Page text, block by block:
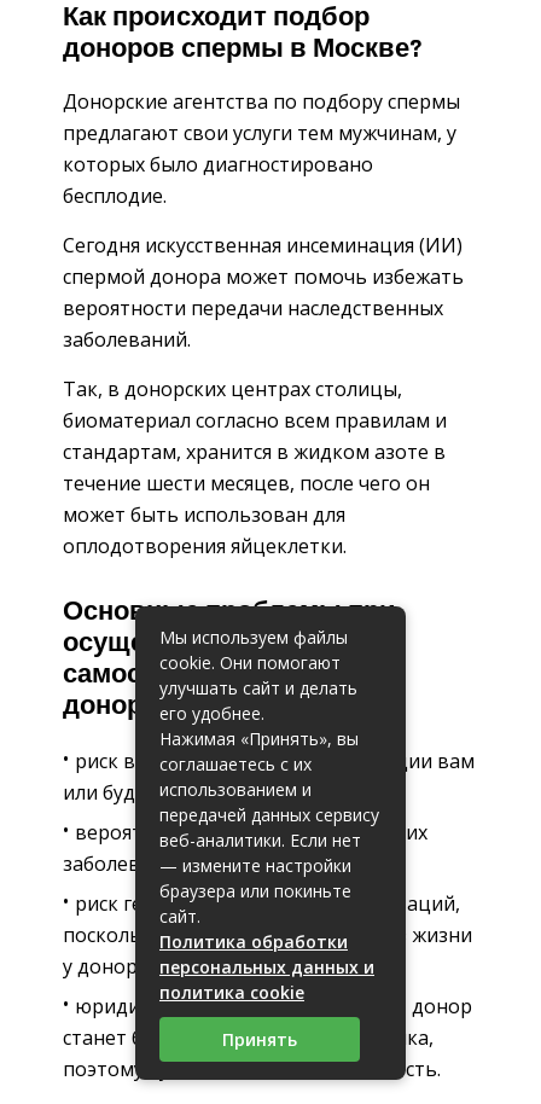
Как происходит подбор
доноров спермы в Москве?
Донорские агентства по подбору спермы
предлагают свои услуги тем мужчинам, у
которых было диагностировано
бесплодие.
Сегодня искусственная инсеминация (ИИ)
спермой донора может помочь избежать
вероятности передачи наследственных
заболеваний.
Так, в донорских центрах столицы,
биоматериал согласно всем правилам и
стандартам, хранится в жидком азоте в
течение шести месяцев, после чего он
может быть использован для
оплодотворения яйцеклетки.
Основные проблемы при
осуществлении
самостоятельного поиска
донора спермы
риск возможной передачи инфекции вам
или будущему ребенку;
вероятность передачи генетических
заболеваний;
риск генных или хромосомных мутаций,
поскольку неизвестно, что за образ жизни
у донора;
юридическо-правовые моменты – донор
станет биологическим отцом ребенка,
поэтому лучше соблюсти анонимность.
Мы используем файлы
cookie. Они помогают
улучшать сайт и делать
его удобнее.
Нажимая «Принять», вы
соглашаетесь с их
использованием и
передачей данных сервису
веб-аналитики. Если нет
— измените настройки
браузера или покиньте
сайт.
Политика обработки
персональных данных и
политика cookie
Принять